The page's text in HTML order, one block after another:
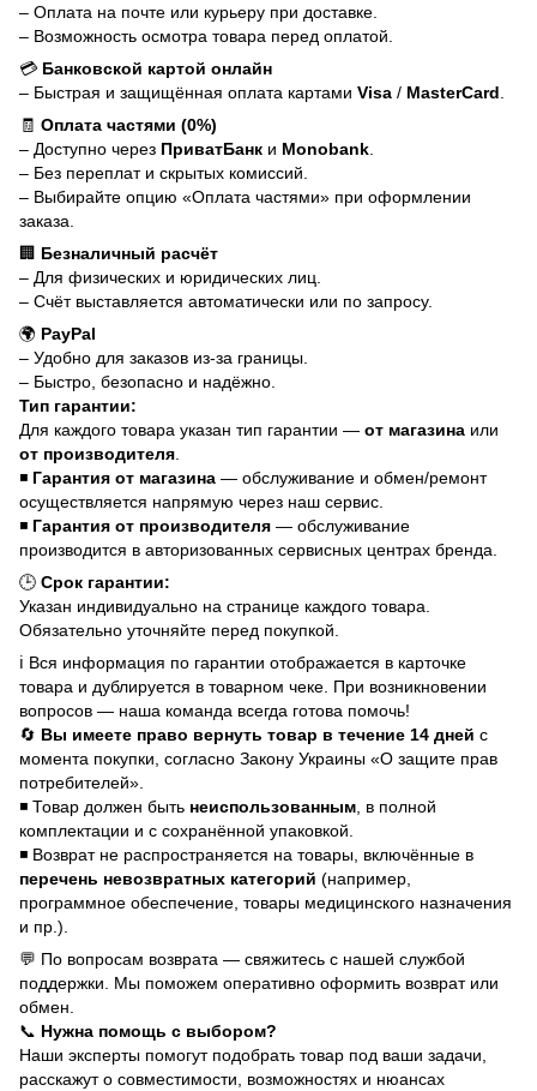
– Оплата на почте или курьеру при доставке.
– Возможность осмотра товара перед оплатой.
💳 Банковской картой онлайн
– Быстрая и защищённая оплата картами Visa / MasterCard
🧾 Оплата частями (0%)
– Доступно через ПриватБанк и Monobank
– Без переплат и скрытых комиссий.
– Выбирайте опцию «Оплата частями» при оформлении
заказа.
🏢 Безналичный расчёт
– Для физических и юридических лиц.
– Счёт выставляется автоматически или по запросу.
🌍 PayPal
– Удобно для заказов из-за границы.
– Быстро, безопасно и надёжно.
Тип гарантии:
Для каждого товара указан тип гарантии — от магазина или
от производителя
◾ Гарантия от магазина — обслуживание и обмен/ремонт
осуществляется напрямую через наш сервис.
◾ Гарантия от производителя — обслуживание
производится в авторизованных сервисных центрах бренда.
🕒 Срок гарантии:
Указан индивидуально на странице каждого товара.
Обязательно уточняйте перед покупкой.
ℹ️ Вся информация по гарантии отображается в карточке
товара и дублируется в товарном чеке. При возникновении
вопросов — наша команда всегда готова помочь!
🔄 Вы имеете право вернуть товар в течение 14 дней с
момента покупки, согласно Закону Украины «О защите прав
потребителей».
◾ Товар должен быть неиспользованным , в полной
комплектации и с сохранённой упаковкой.
◾ Возврат не распространяется на товары, включённые в
перечень невозвратных категорий (например,
программное обеспечение, товары медицинского назначения
и пр.).
💬 По вопросам возврата — свяжитесь с нашей службой
поддержки. Мы поможем оперативно оформить возврат или
обмен.
📞 Нужна помощь с выбором?
Наши эксперты помогут подобрать товар под ваши задачи,
расскажут о совместимости, возможностях и нюансах